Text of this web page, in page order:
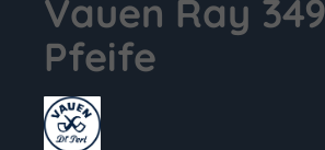
Vauen Ray
Pfeife